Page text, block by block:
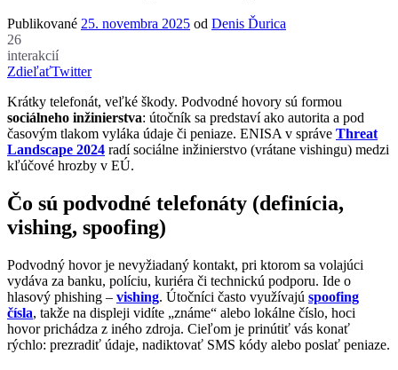
Publikované 25. novembra 2025 od Denis Ďurica
26
interakcií
ZdieľaťTwitter
Krátky telefonát, veľké škody. Podvodné hovory sú formou
sociálneho inžinierstva: útočník sa predstaví ako autorita a pod
časovým tlakom vyláka údaje či peniaze. ENISA v správe Threat
Landscape 2024 radí sociálne inžinierstvo (vrátane vishingu) medzi
kľúčové hrozby v EÚ.
Čo sú podvodné telefonáty (definícia,
vishing, spoofing)
Podvodný hovor je nevyžiadaný kontakt, pri ktorom sa volajúci
vydáva za banku, políciu, kuriéra či technickú podporu. Ide o
hlasový phishing – vishing. Útočníci často využívajú spoofing
čísla, takže na displeji vidíte „známe“ alebo lokálne číslo, hoci
hovor prichádza z iného zdroja. Cieľom je prinútiť vás konať
rýchlo: prezradiť údaje, nadiktovať SMS kódy alebo poslať peniaze.